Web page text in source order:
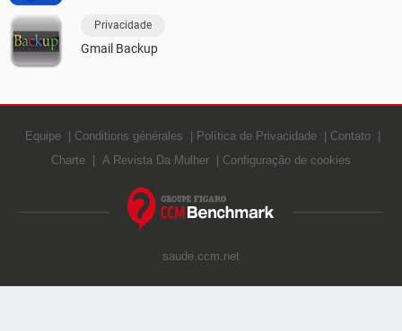
Privacidade
Gmail Backup
Equipe Conditions générales Política de Privacidade
Contato
Charte
A Revista Da Mulher Configuração de cookies
saude.ccm.net